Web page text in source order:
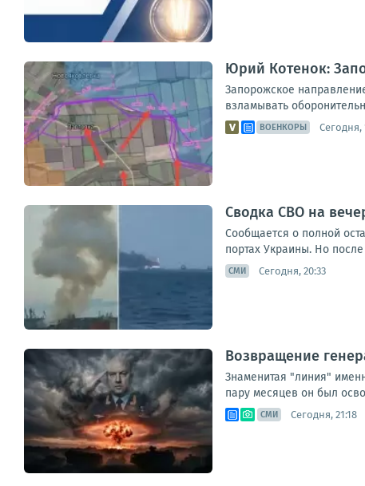
Юрий Котенок:
Запорожское
взламывать
ВОЕНКОРЫ Сегодня,
Сводка СВО на
Сообщается о полной
портах Украины. Но
СМИ Сегодня, 20:33
Возвращение
Знаменитая "линия"
пару месяцев он был
СМИ Сегодня, 21:18